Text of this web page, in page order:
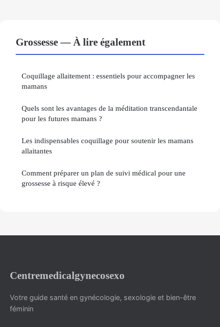
Grossesse — À lire également
Coquillage allaitement : essentiels pour accompagner les
mamans
Quels sont les avantages de la méditation transcendantale
pour les futures mamans ?
Les indispensables coquillage pour soutenir les mamans
allaitantes
Comment préparer un plan de suivi médical pour une
grossesse à risque élevé ?
Centremedicalgynecosexo
Votre guide santé en gynécologie, sexologie et bien-être
féminin